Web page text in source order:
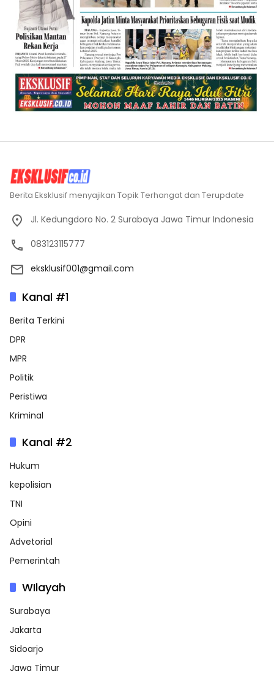
Berita Eksklusif menyajikan Topik Terhangat dan Terupdate
Jl. Kedungdoro No. 2 Surabaya Jawa Timur Indonesia
083123115777
eksklusif001@gmail.com
Kanal #1
Berita Terkini
DPR
MPR
Politik
Peristiwa
Kriminal
Kanal #2
Hukum
kepolisian
TNI
Opini
Advetorial
Pemerintah
WIlayah
Surabaya
Jakarta
Sidoarjo
Jawa Timur